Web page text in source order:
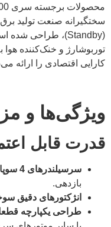
سختگیرانه صنعت تولید
توربوشارژ و خنک‌کننده هوا
کارایی اقتصادی را ارائه
ویژگی‌ها و
قدرت قابل
سرسیلندرهای 4 سوپاپ:
بازدهی.
انژکتورهای دقیق
طراحی یکپارچه